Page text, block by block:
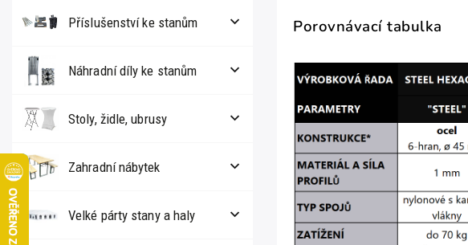
Příslušenství ke stanům
Náhradní díly ke stanům
Stoly, židle, ubrusy
Zahradní nábytek
Velké párty stany a haly
Porovnávací tabulka